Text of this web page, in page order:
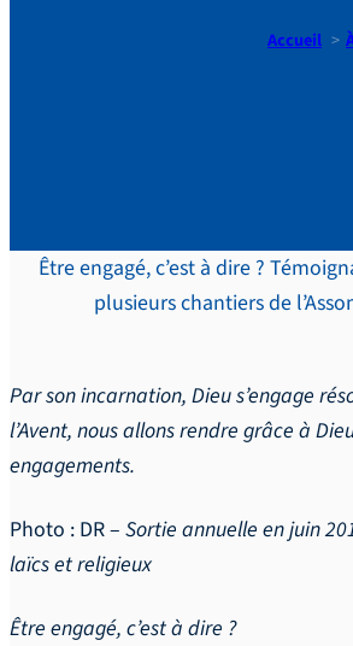
Accueil
Être engagé, c’est à dire ?
plusieurs chantiers de
Par son incarnation, Dieu s’engage
l’Avent, nous allons rendre grâce à
engagements.
Photo : DR – Sortie annuelle en juin
laïcs et religieux
Être engagé, c’est à dire ?